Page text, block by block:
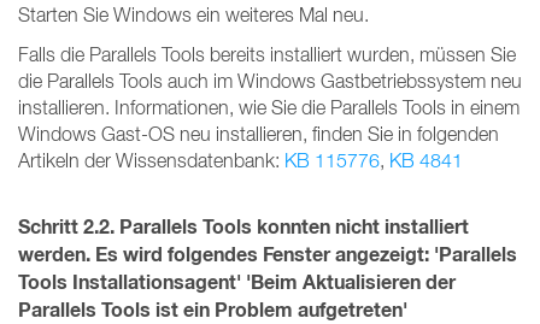
Starten Sie Windows ein weiteres Mal neu.
Falls die Parallels Tools bereits installiert wurden, müssen Sie
die Parallels Tools auch im Windows Gastbetriebssystem neu
installieren. Informationen, wie Sie die Parallels Tools in einem
Windows Gast-OS neu installieren, finden Sie in folgenden
Artikeln der Wissensdatenbank: KB 115776, KB 4841
Schritt 2.2. Parallels Tools konnten nicht installiert
werden. Es wird folgendes Fenster angezeigt: 'Parallels
Tools Installationsagent' 'Beim Aktualisieren der
Parallels Tools ist ein Problem aufgetreten'